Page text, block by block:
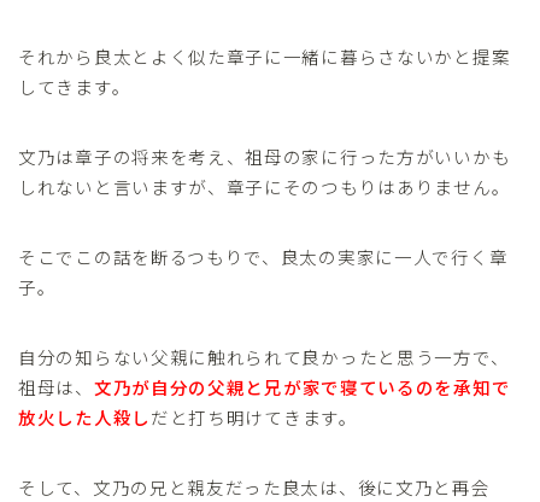
それから良太とよく似た章子に一緒に暮らさないかと提案
してきます。
文乃は章子の将来を考え、祖母の家に行った方がいいかも
しれないと言いますが、章子にそのつもりはありません。
そこでこの話を断るつもりで、良太の実家に一人で行く章
子。
自分の知らない父親に触れられて良かったと思う一方で、
祖母は、 文乃が自分の父親と兄が家で寝ているのを承知で
放火した人殺しだと打ち明けてきます。
そして、文乃の兄と親友だった良太は、後に文乃と再会